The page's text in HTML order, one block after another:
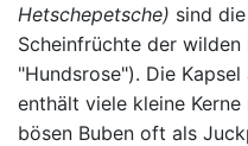
Hetschepetsche) sind
Scheinfrüchte der wilden
"Hundsrose"). Die
enthält viele kleine
bösen Buben oft als